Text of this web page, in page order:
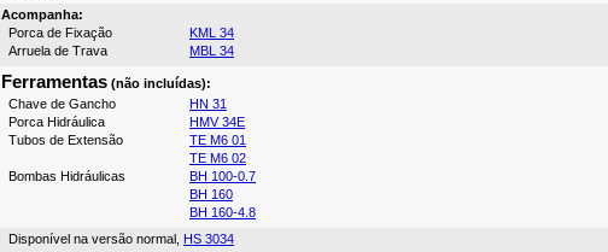
Acompanha:
Porca de Fixação
KML 34
Arruela de Trava
MBL 34
Ferramentas (não incluídas):
Chave de Gancho
HN 31
Porca Hidráulica
HMV 34E
Tubos de Extensão
TE M6 01
TE M6 02
Bombas Hidráulicas
BH 100-0.7
BH 160
BH 160-4.8
Disponível na versão normal, HS 3034